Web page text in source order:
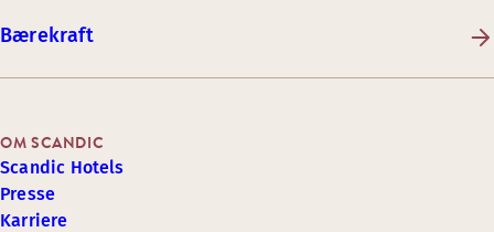
Bærekraft
OM SCANDIC
Scandic Hotels
Presse
Karriere